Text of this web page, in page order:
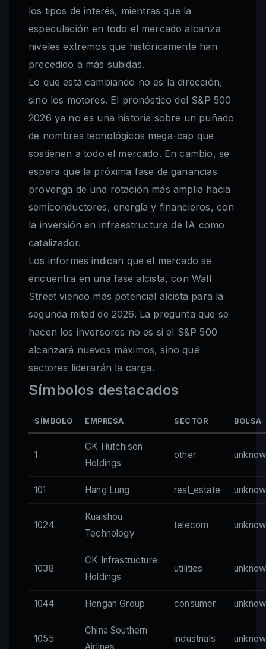
los tipos de interés, mientras que la
especulación en todo el mercado alcanza
niveles extremos que históricamente han
precedido a más subidas.
Lo que está cambiando no es la dirección,
sino los motores. El pronóstico del S&P 500
2026 ya no es una historia sobre un puñado
de nombres tecnológicos mega-cap que
sostienen a todo el mercado. En cambio, se
espera que la próxima fase de ganancias
provenga de una rotación más amplia hacia
semiconductores, energía y financieros, con
la inversión en infraestructura de IA como
catalizador.
Los informes indican que el mercado se
encuentra en una fase alcista, con Wall
Street viendo más potencial alcista para la
segunda mitad de 2026. La pregunta que se
hacen los inversores no es si el S&P 500
alcanzará nuevos máximos, sino qué
sectores liderarán la carga.
Símbolos destacados
SÍMBOLO EMPRESA SECTOR BOLSA
1
CK Hutchison
Holdings
other
101 Hang Lung real_estate
1024
Kuaishou
Technology
telecom
1038
CK Infrastructure
Holdings
utilities
1044 Hengan Group consumer
1055
China Southern
industrials